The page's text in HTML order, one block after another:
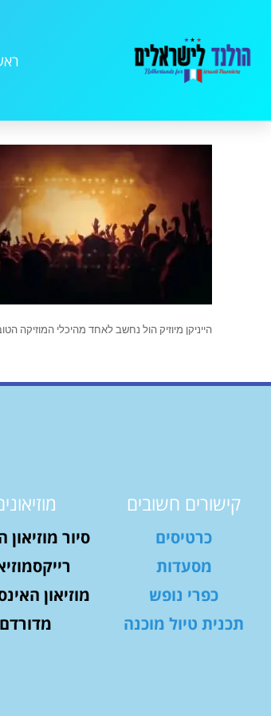
הייניקן מיוזיק הול נחשב לאחד מהיכלי המוזיקה
קישורים חשובים
כרטיסים
מסעדות
כפרי נופש
תכנית טיול מוכנה
סיור מוזיאון
מוזיאון
מדורדם